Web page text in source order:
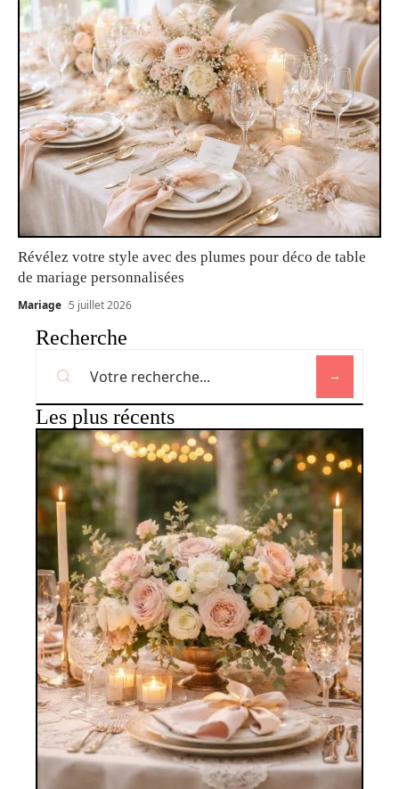
Révélez votre style avec des plumes pour déco de table
de mariage personnalisées
Mariage 5 juillet 2026
Recherche
Les plus récents